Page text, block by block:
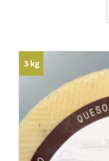
3 kg